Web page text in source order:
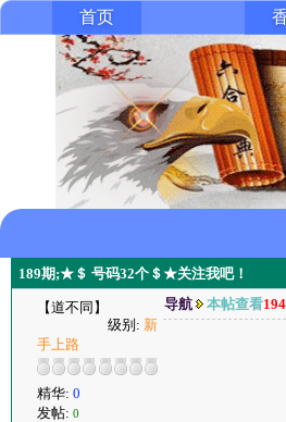
首页
189期;★＄ 号码32个＄★关注我吧！
【道不同】
级别: 新
手上路
精华: 0
发帖: 0
导航 本帖查看